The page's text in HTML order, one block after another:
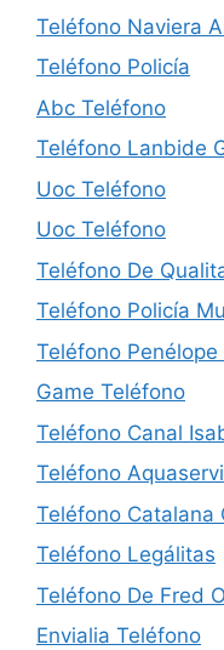
Teléfono Naviera
Teléfono Policía
Abc Teléfono
Teléfono Lanbide
Uoc Teléfono
Uoc Teléfono
Teléfono De
Teléfono Policía
Teléfono
Game Teléfono
Teléfono Canal
Teléfono
Teléfono Catalana
Teléfono Legálitas
Teléfono De Fred
Envialia Teléfono